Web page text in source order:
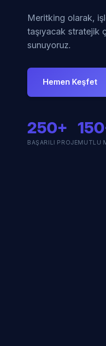
Meritking olarak,
taşıyacak stratejik
sunuyoruz.
Hemen Keşfet
250+
BAŞARILI PROJEMUTLU